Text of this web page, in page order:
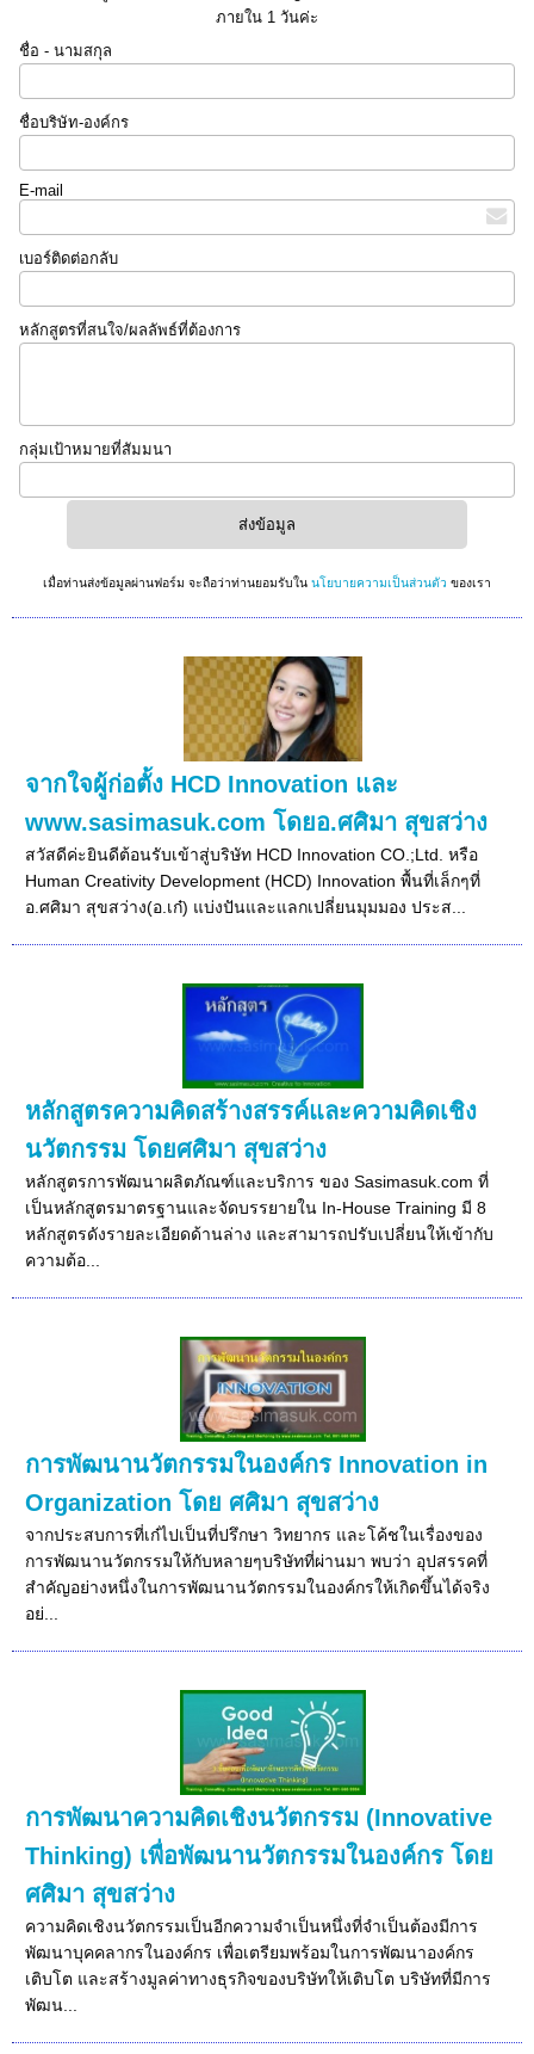
ภายใน 1 วันค่ะ
ชื่อ - นามสกุล
ชื่อบริษัท-องค์กร
E-mail
เบอร์ติดต่อกลับ
หลักสูตรที่สนใจ/ผลลัพธ์ที่ต้องการ
กลุ่มเป้าหมายที่สัมมนา
เมื่อท่านส่งข้อมูลผ่านฟอร์ม จะถือว่าท่านยอมรับใน นโยบายความเป็นส่วนตัว ของเรา
จากใจผู้ก่อตั้ง HCD Innovation และ
www.sasimasuk.com โดยอ.ศศิมา สุขสว่าง
สวัสดีค่ะยินดีต้อนรับเข้าสู่บริษัท HCD Innovation CO.;Ltd. หรือ
Human Creativity Development (HCD) Innovation พื้นที่เล็กๆที่
อ.ศศิมา สุขสว่าง(อ.เก๋) แบ่งปันและแลกเปลี่ยนมุมมอง ประส...
หลักสูตรความคิดสร้างสรรค์และความคิดเชิง
นวัตกรรม โดยศศิมา สุขสว่าง
หลักสูตรการพัฒนาผลิตภัณฑ์และบริการ ของ Sasimasuk.com ที่
เป็นหลักสูตรมาตรฐานและจัดบรรยายใน In-House Training มี 8
หลักสูตรดังรายละเอียดด้านล่าง และสามารถปรับเปลี่ยนให้เข้ากับ
ความต้อ...
การพัฒนานวัตกรรมในองค์กร Innovation in
Organization โดย ศศิมา สุขสว่าง
จากประสบการที่เก๋ไปเป็นที่ปรึกษา วิทยากร และโค้ชในเรื่องของ
การพัฒนานวัตกรรมให้กับหลายๆบริษัทที่ผ่านมา พบว่า อุปสรรคที่
สำคัญอย่างหนึ่งในการพัฒนานวัตกรรมในองค์กรให้เกิดขึ้นได้จริง
อย่...
การพัฒนาความคิดเชิงนวัตกรรม (Innovative
Thinking) เพื่อพัฒนานวัตกรรมในองค์กร โดย
ศศิมา สุขสว่าง
ความคิดเชิงนวัตกรรมเป็นอีกความจำเป็นหนึ่งที่จำเป็นต้องมีการ
พัฒนาบุคคลากรในองค์กร เพื่อเตรียมพร้อมในการพัฒนาองค์กร
เติบโต และสร้างมูลค่าทางธุรกิจของบริษัทให้เติบโต บริษัทที่มีการ
พัฒน...